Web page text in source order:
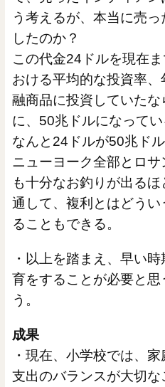
う考えるが、本当に売
したのか？
この代金24ドルを現在
おける平均的な投資率
融商品に投資していた
に、50兆ドルになってい
なんと24ドルが50兆ド
ニューヨーク全部とロ
も十分なお釣りが出る
通して、複利とはどうい
ることもできる。
・以上を踏まえ、早い
育をすることが必要と思
う。
成果
・現在、小学校では、
支出のバランスが大切